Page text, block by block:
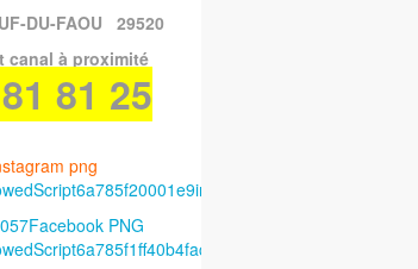
DU-FAOU 29520
à proximité
81 25